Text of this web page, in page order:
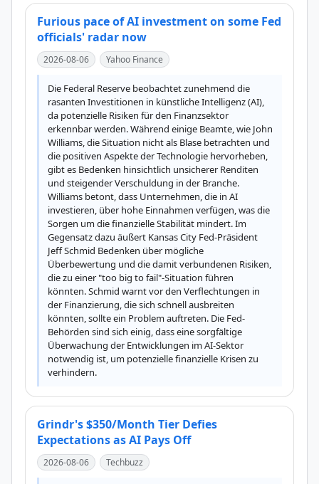
Furious pace of AI investment on some Fed
officials' radar now
2026-08-06 Yahoo Finance
Die Federal Reserve beobachtet zunehmend die
rasanten Investitionen in künstliche Intelligenz (AI),
da potenzielle Risiken für den Finanzsektor
erkennbar werden. Während einige Beamte, wie John
Williams, die Situation nicht als Blase betrachten und
die positiven Aspekte der Technologie hervorheben,
gibt es Bedenken hinsichtlich unsicherer Renditen
und steigender Verschuldung in der Branche.
Williams betont, dass Unternehmen, die in AI
investieren, über hohe Einnahmen verfügen, was die
Sorgen um die finanzielle Stabilität mindert. Im
Gegensatz dazu äußert Kansas City Fed-Präsident
Jeff Schmid Bedenken über mögliche
Überbewertung und die damit verbundenen Risiken,
die zu einer "too big to fail"-Situation führen
könnten. Schmid warnt vor den Verflechtungen in
der Finanzierung, die sich schnell ausbreiten
könnten, sollte ein Problem auftreten. Die Fed-
Behörden sind sich einig, dass eine sorgfältige
Überwachung der Entwicklungen im AI-Sektor
notwendig ist, um potenzielle finanzielle Krisen zu
verhindern.
Grindr's $350/Month Tier Defies
Expectations as AI Pays Off
2026-08-06 Techbuzz